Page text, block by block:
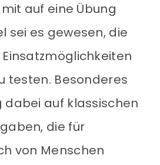
auf eine Übung
sei es gewesen, die
testen. Besonderes
dabei auf klassischen
die für
von Menschen